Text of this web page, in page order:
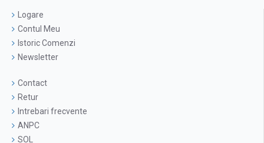
Logare
Contul Meu
Istoric Comenzi
Newsletter
Contact
Retur
Intrebari frecvente
ANPC
SOL